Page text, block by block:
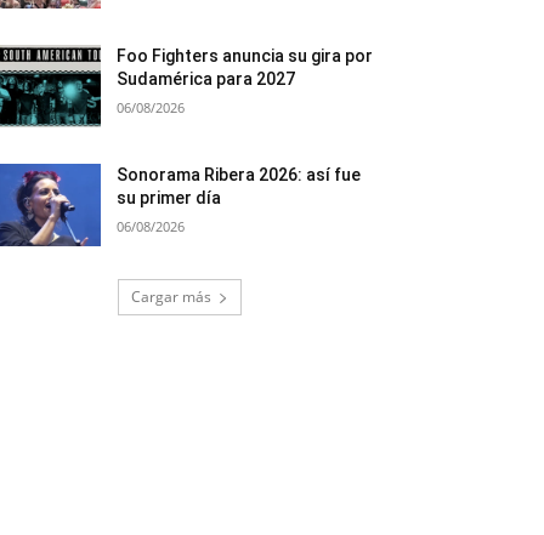
Foo Fighters anuncia su gira por
Sudamérica para 2027
06/08/2026
Sonorama Ribera 2026: así fue
su primer día
06/08/2026
Cargar más